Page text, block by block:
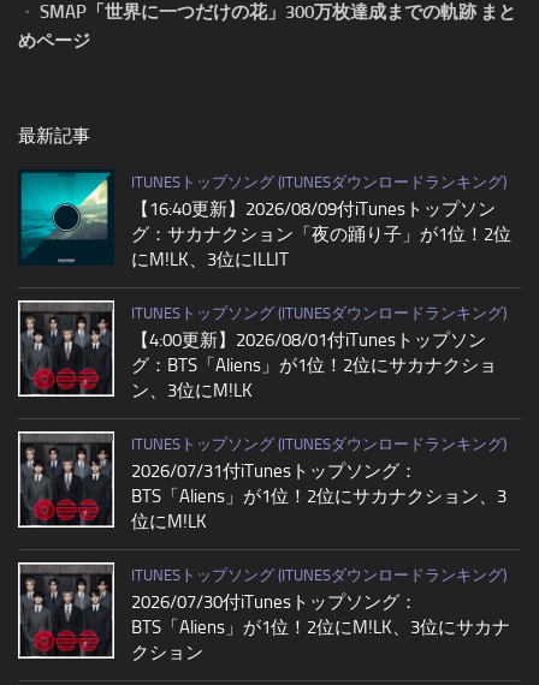
・ SMAP「世界に一つだけの花」300万枚達成までの軌跡 まと
めページ
最新記事
ITUNESトップソング (ITUNESダウンロードランキング)
【16:40更新】2026/08/09付iTunesトップソン
グ：サカナクション「夜の踊り子」が1位！2位
にM!LK、3位にILLIT
ITUNESトップソング (ITUNESダウンロードランキング)
【4:00更新】2026/08/01付iTunesトップソン
グ：BTS「Aliens」が1位！2位にサカナクショ
ン、3位にM!LK
ITUNESトップソング (ITUNESダウンロードランキング)
2026/07/31付iTunesトップソング：
BTS「Aliens」が1位！2位にサカナクション、3
位にM!LK
ITUNESトップソング (ITUNESダウンロードランキング)
2026/07/30付iTunesトップソング：
BTS「Aliens」が1位！2位にM!LK、3位にサカナ
クション